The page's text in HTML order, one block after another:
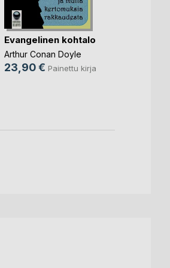
Evangelinen kohtalo
Arthur Conan Doyle
23,90 € Painettu kirja